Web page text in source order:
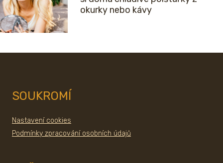
okurky nebo kávy
SOUKROMÍ
Nastavení cookies
Podmínky zpracování osobních údajů